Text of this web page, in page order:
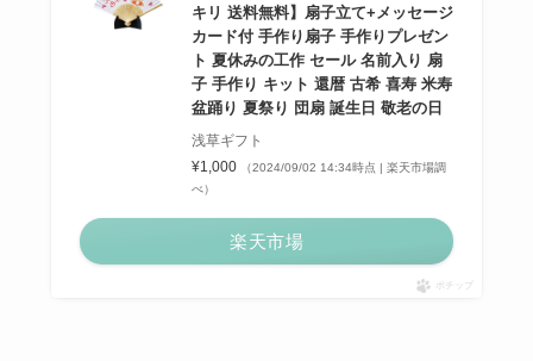
キリ 送料無料】扇子立て+メッセージ
カード付 手作り扇子 手作りプレゼン
ト 夏休みの工作 セール 名前入り 扇
子 手作り キット 還暦 古希 喜寿 米寿
盆踊り 夏祭り 団扇 誕生日 敬老の日
浅草ギフト
¥1,000
（2024/09/02 14:34時点 | 楽天市場調
べ）
楽天市場
ポチップ